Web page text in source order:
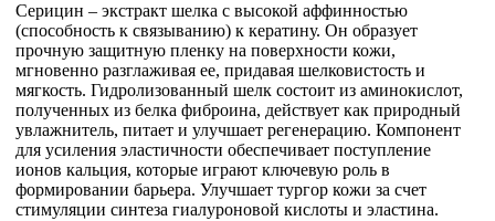
Серицин – экстракт шелка с высокой аффинностью
(способность к связыванию) к кератину. Он образует
прочную защитную пленку на поверхности кожи,
мгновенно разглаживая ее, придавая шелковистость и
мягкость. Гидролизованный шелк состоит из аминокислот,
полученных из белка фиброина, действует как природный
увлажнитель, питает и улучшает регенерацию. Компонент
для усиления эластичности обеспечивает поступление
ионов кальция, которые играют ключевую роль в
формировании барьера. Улучшает тургор кожи за счет
стимуляции синтеза гиалуроновой кислоты и эластина.